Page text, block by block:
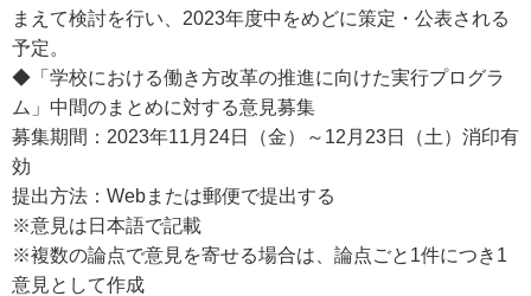
まえて検討を行い、2023年度中をめどに策定・公表される
予定。
◆「学校における働き方改革の推進に向けた実行プログラ
ム」中間のまとめに対する意見募集
募集期間：2023年11月24日（金）～12月23日（土）消印有
効
提出方法：Webまたは郵便で提出する
※意見は日本語で記載
※複数の論点で意見を寄せる場合は、論点ごと1件につき1
意見として作成